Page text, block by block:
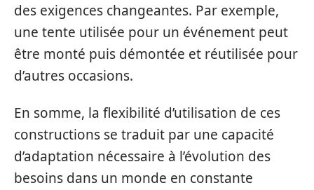
des exigences changeantes. Par exemple,
une tente utilisée pour un événement peut
être monté puis démontée et réutilisée pour
d’autres occasions.
En somme, la flexibilité d’utilisation de ces
constructions se traduit par une capacité
d’adaptation nécessaire à l’évolution des
besoins dans un monde en constante